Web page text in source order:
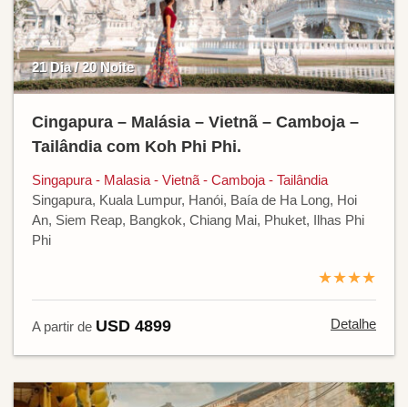
21 Dia / 20 Noite
Cingapura – Malásia – Vietnã – Camboja –
Tailândia com Koh Phi Phi.
Singapura - Malasia - Vietnã - Camboja - Tailândia
Singapura, Kuala Lumpur, Hanói, Baía de Ha Long, Hoi
An, Siem Reap, Bangkok, Chiang Mai, Phuket, Ilhas Phi
Phi
★★★★
A partir de USD 4899 Detalhe